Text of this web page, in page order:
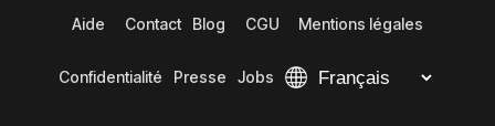
Aide Contact Blog CGU Mentions légales
Confidentialité Presse Jobs